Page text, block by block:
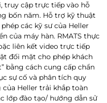
truy cập trực tiếp vào hỗ
bốn năm. Hỗ trợ kỹ thuật
các kỹ sư của Heller
của máy hàn. RMATS thực
liên kết video trực tiếp
đối mặt cho phép khách
bằng cách cung cấp chẩn
sự cố và phân tích quy
Heller trải khắp toàn
lớp đào tạo/ hướng dẫn sử